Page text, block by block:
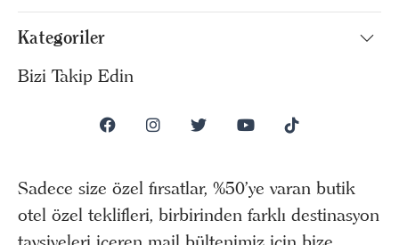
Kategoriler
Bizi Takip Edin
Sadece size özel fırsatlar, %50’ye varan butik
otel özel teklifleri, birbirinden farklı destinasyon